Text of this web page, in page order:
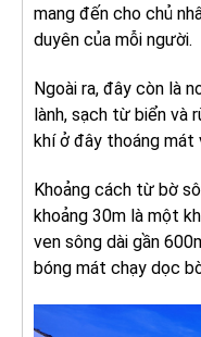
mang đến cho chủ
duyên của mỗi người.
Ngoài ra, đây còn là
lành, sạch từ biển và
khí ở đây thoáng
Khoảng cách từ bờ
khoảng 30m là một
ven sông dài gần
bóng mát chạy dọc